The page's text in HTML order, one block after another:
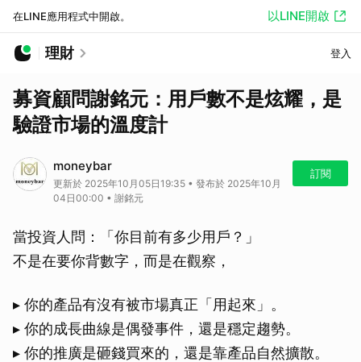
在LINE應用程式中開啟。 以LINE開啟
理財 登入
募資顧問謝銘元：用戶數不是炫耀，是
驗證市場的溫度計
moneybar
更新於 2025年10月05日19:35 • 發布於 2025年10月
04日00:00 • 謝銘元
訂閱
當投資人問：「你目前有多少用戶？」
不是在要你背數字，而是在觀察，
▸ 你的產品有沒有被市場真正「用起來」。
▸ 你的成長曲線是偶發事件，還是穩定趨勢。
▸ 你的推廣是砸錢買來的，還是靠產品自然擴散。